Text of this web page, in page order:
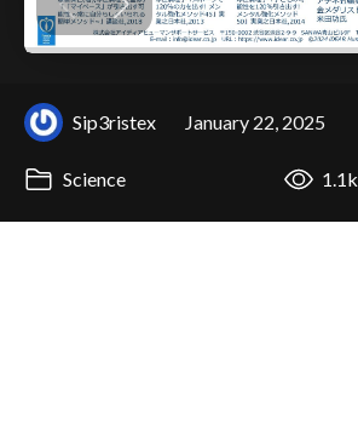
Sip3ristex January 22, 2025
Science 1.1k